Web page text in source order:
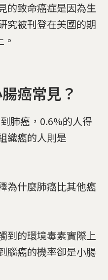
的致命癌症是因為生
究被刊登在美國的期
癌常見？
肺癌，0.6%的人得
織癌的人則是
為什麼肺癌比其他癌
到的環境毒素實際上
腦癌的機率卻是小腸